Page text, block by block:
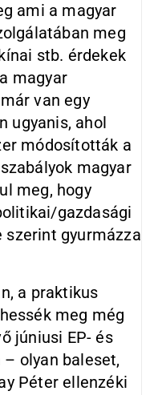
ami a magyar
meg
stb. érdekek
magyar
van egy
ugyanis, ahol
módosították a
magyar
meg, hogy
gazdasági
szerint gyurmázza
a praktikus
meg még
júniusi EP- és
olyan baleset,
Péter ellenzéki